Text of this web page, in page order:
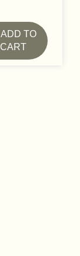
ADD TO
CART